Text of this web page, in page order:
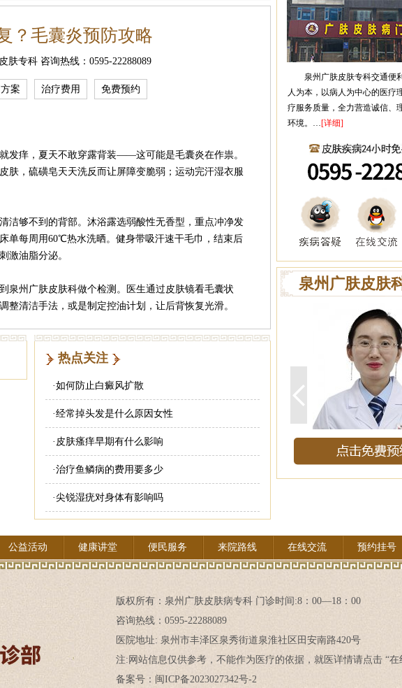
？毛囊炎预防攻略
肤专科 咨询热线：0595-22288089
案 治疗费用 免费预约
发痒，夏天不敢穿露背装——这可能是毛囊炎在作祟。
肤，硫磺皂天天洗反而让屏障变脆弱；运动完汗湿衣服
洁够不到的背部。沐浴露选弱酸性无香型，重点冲净发
单每周用60℃热水洗晒。健身带吸汗速干毛巾，结束后
激油脂分泌。
泉州广肤皮肤科做个检测。医生通过皮肤镜看毛囊状
清洁手法，或是制定控油计划，让后背恢复光滑。
热点关注
·如何防止白癜风扩散
·经常掉头发是什么原因女性
· 皮肤瘙痒早期有什么影响
·治疗鱼鳞病的费用要多少
·尖锐湿疣对身体有影响吗
泉州广肤皮肤专科交通便
人为本，以病人为中心的医疗
疗服务质量，全力营造诚信、
环境。…[详细]
泉州广肤皮肤
公益活动 健康讲堂 便民服务 来院路线 在线交流 预约挂号
版权所有： 泉州广肤皮肤病专科 门诊时间:8：00—18：00
咨询热线：0595-22288089
医院地址: 泉州市丰泽区泉秀街道泉淮社区田安南路420号
注:网站信息仅供参考，不能作为医疗的依据，就医详情请点击 “在
备案号：闽ICP备2023027342号-2